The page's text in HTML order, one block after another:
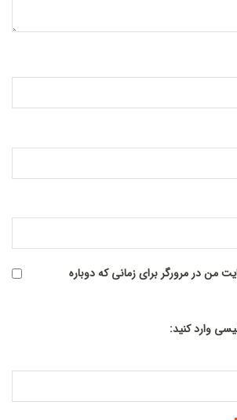
من در مرورگر برای زمانی که دوباره
وارد کنید: